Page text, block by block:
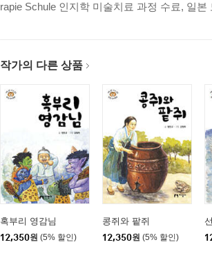
rapie Schule 인지학 미술치료 과정 수료, 일
작가의 다른 상품
혹부리 영감님
12,350원 (5% 할인)
콩쥐와 팥쥐
12,350원 (5% 할인)